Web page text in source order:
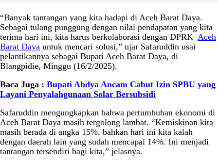
“Banyak tantangan yang kita hadapi di Aceh Barat Daya.
Sebagai tulang punggung dengan nilai pendapatan yang kita
terima hari ini, kita harus berkolaborasi dengan DPRK Aceh
Barat Daya untuk mencari solusi,” ujar Safaruddin usai
pelantikannya sebagai Bupati Aceh Barat Daya, di
Blangpidie, Minggu (16/2/2025).
Baca Juga : Bupati Abdya Ancam Cabut Izin SPBU yang
Layani Penyalahgunaan Solar Bersubsidi
Safaruddin mengungkapkan bahwa pertumbuhan ekonomi di
Aceh Barat Daya masih tergolong lambat. “Kemiskinan kita
masih berada di angka 15%, bahkan hari ini kita kalah
dengan daerah lain yang sudah mencapai 14%. Ini menjadi
tantangan tersendiri bagi kita,” jelasnya.